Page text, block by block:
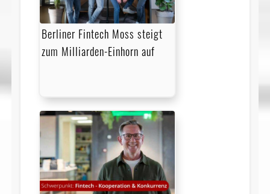
Berliner Fintech Moss steigt
zum Milliarden-Einhorn auf